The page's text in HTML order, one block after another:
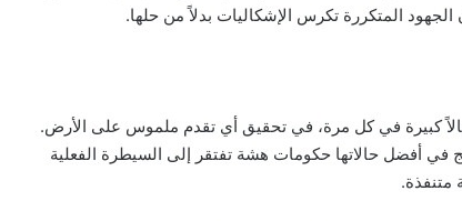
المتكررة تكرس الإشكاليات بدلاً من حلها.
آمالاً كبيرة في كل مرة، في تحقيق أي تقدم ملموس على الأرض.
في أفضل حالاتها حكومات هشة تفتقر إلى السيطرة الفعلية
متنفذة.